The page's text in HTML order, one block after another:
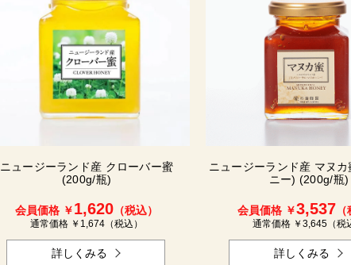
ニュージーランド産 クローバー蜜
(200g/瓶)
会員価格 ￥1,620 （税込）
通常価格 ￥ 1,674 （税込）
詳しくみる
ニュージーランド産 マヌ
ニー) (200g/瓶)
会員価格 ￥3,537
通常価格 ￥ 3,645 （税
詳しくみる